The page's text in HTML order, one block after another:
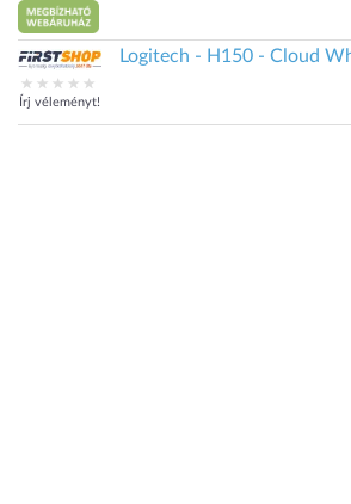
Írj véleményt!
Logitech - H150 - Cloud